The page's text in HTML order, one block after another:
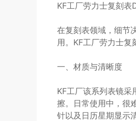
KF工厂劳力士复刻表
在复刻表领域，细节
用。KF工厂劳力士复
一、材质与清晰度
KF工厂该系列表镜
擦。日常使用中，很
针以及日历星期显示